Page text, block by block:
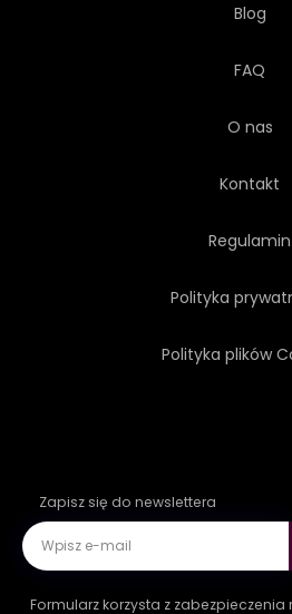
Blog
FAQ
O nas
Kontakt
Regulamin
Polityka
Polityka plików
Zapisz się do newslettera
Formularz korzysta z zabezpieczenia